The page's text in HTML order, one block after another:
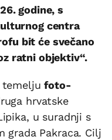
godine, s
centra
bit će svečano
ratni objektiv“.
temeljufoto-
hrvatske
u suradnji s
grada Pakraca. Cilj